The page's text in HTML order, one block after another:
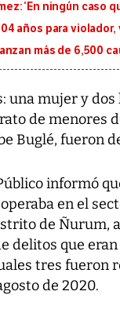
‘En ningún caso
años para
más de 6,500
una mujer y
de menores
Buglé, fueron
informó
en el
de Ñurum,
delitos que
tres fueron
de 2020.